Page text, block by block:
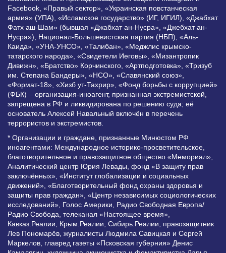
Facebook, «Правый сектор», «Украинская повстанческая
армия» (УПА), «Исламское государство» (ИГ, ИГИЛ), «Джабхат
Фатх аш-Шам» (бывшая «Джабхат ан-Нусра», «Джебхат ан-
Нусра»), Национал-Большевистская партия (НБП), «Аль-
Каида», «УНА-УНСО», «Талибан», «Меджлис крымско-
татарского народа», «Свидетели Иеговы», «Мизантропик
Дивижн», «Братство» Корчинского, «Артподготовка», «Тризуб
им. Степана Бандеры», «НСО», «Славянский союз»,
«Формат-18», «Хизб ут-Тахрир», «Фонд борьбы с коррупцией»
(ФБК) – организация-иноагент, признанная экстремистской,
запрещена в РФ и ликвидирована по решению суда; её
основатель Алексей Навальный включён в перечень
террористов и экстремистов.
* Организации и граждане, признанные Минюстом РФ
иноагентами: Международное историко-просветительское,
благотворительное и правозащитное общество «Мемориал»,
Аналитический центр Юрия Левады, фонд «В защиту прав
заключённых», «Институт глобализации и социальных
движений», «Благотворительный фонд охраны здоровья и
защиты прав граждан», «Центр независимых социологических
исследований», Голос Америки, Радио Свободная Европа/
Радио Свобода, телеканал «Настоящее время»,
Кавказ.Реалии, Крым.Реалии, Сибирь.Реалии, правозащитник
Лев Пономарёв, журналисты Людмила Савицкая и Сергей
Маркелов, главред газеты «Псковская губерния» Денис